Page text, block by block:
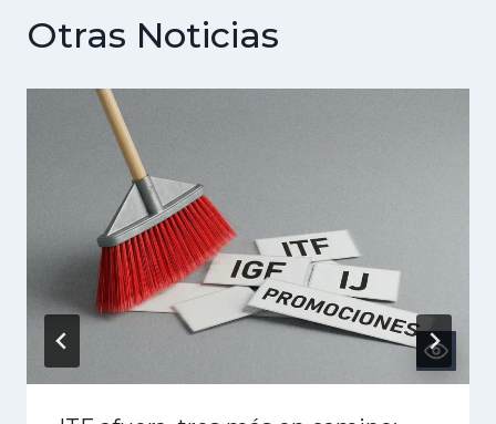
Otras Noticias